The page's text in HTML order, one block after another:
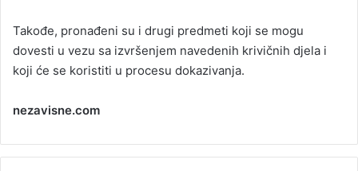
Takođe, pronađeni su i drugi predmeti koji se mogu
dovesti u vezu sa izvršenjem navedenih krivičnih djela i
koji će se koristiti u procesu dokazivanja.
nezavisne.com